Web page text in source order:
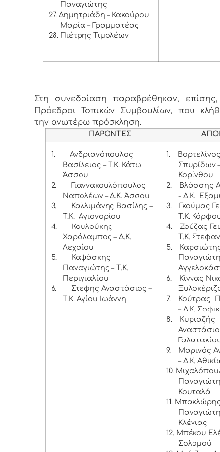
Παναγιώτης
27. Δημητριάδη – Κακούρου
Μαρία – Γραμματέας
28. Πιέτρης Τιμολέων
Στη συνεδρίαση παραβρέθηκαν, επίσης,
Πρόεδροι Τοπικών Συμβουλίων, που
την ανωτέρω πρόσκληση.
ΠΑΡΟΝΤΕΣ
1.
Ανδριανόπουλος
Βασίλειος – Τ.Κ. Κάτω
Άσσου
2.
Γιαννακουλόπουλος
Ναπολέων – Δ.Κ. Άσσου
3.
Καλλιμάνης Βασίλης –
Τ.Κ. Αγιονορίου
4.
Κουλούκης
Χαράλαμπος – Δ.Κ.
Λεχαίου
5.
Καψάσκης
Παναγιώτης – Τ.Κ.
Περιγιαλίου
6.
Στέφης Αναστάσιος –
Τ.Κ. Αγίου Ιωάννη
1.
Σπυρίδων
Κορίνθου
2.
Βλάσσης
- Δ.Κ.
3.
Γκούμας
Τ.Κ.
4.
Ζούζας
Τ.Κ.
5.
6.
Κίννας
7.
Κούτρας
– Δ.Κ.
8.
Κυριαζής
9.
Μαρινός
– Δ.Κ.
10.
Κουταλά
11.
Κλένιας
12. Μπέκου
Σολομού